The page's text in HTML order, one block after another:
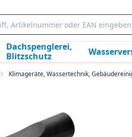
Dachspenglerei,
Blitzschutz
Klimageräte, Wassertechnik,